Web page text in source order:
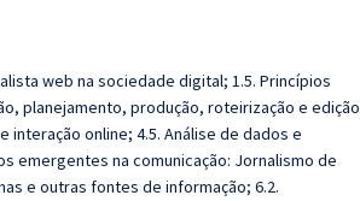
web na sociedade digital; 1.5. Princípios
planejamento, produção, roteirização e edição
interação online; 4.5. Análise de dados e
emergentes na comunicação: Jornalismo de
e outras fontes de informação; 6.2.